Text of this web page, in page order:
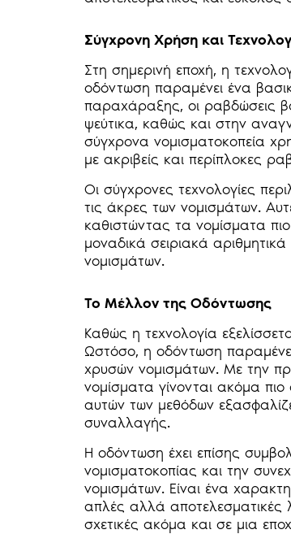
Σύγχρονη Χρήση και
Στη σημερινή εποχή, η
οδόντωση παραμένει ένα
παραχάραξης, οι ραβδώσεις
ψεύτικα, καθώς και στην
σύγχρονα νομισματοκοπεία
με ακριβείς και περίπλοκες
Οι σύγχρονες τεχνολογίες
τις άκρες των νομισμάτων.
καθιστώντας τα νομίσματα
μοναδικά σειριακά
νομισμάτων.
Το Μέλλον της Οδόντωσης
Καθώς η τεχνολογία
Ωστόσο, η οδόντωση
χρυσών νομισμάτων. Με την
νομίσματα γίνονται ακόμα
αυτών των μεθόδων
συναλλαγής.
Η οδόντωση έχει επίσης
νομισματοκοπίας και την
νομισμάτων. Είναι ένα
απλές αλλά αποτελεσματικές
σχετικές ακόμα και σε μια